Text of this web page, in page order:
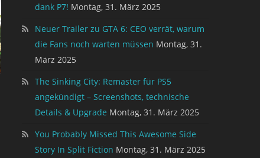
dank P7! Montag, 31. März 2025
Neuer Trailer zu GTA 6: CEO verrät, warum
die Fans noch warten müssen Montag, 31.
März 2025
The Sinking City: Remaster für PS5
angekündigt – Screenshots, technische
Details & Upgrade Montag, 31. März 2025
You Probably Missed This Awesome Side
Story In Split Fiction Montag, 31. März 2025